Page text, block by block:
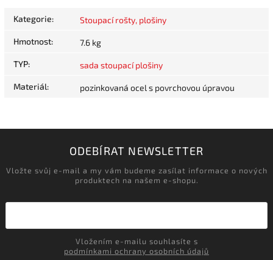
Kategorie: Stoupací rošty, plošiny
Hmotnost: 7.6 kg
TYP: sada stoupací plošiny
Materiál: pozinkovaná ocel s povrchovou úpravou
ODEBÍRAT NEWSLETTER
Vložte svůj e-mail a my vám budeme zasílat informace o nových
produktech na našem e-shopu.
podmínkami ochrany osobních údajů